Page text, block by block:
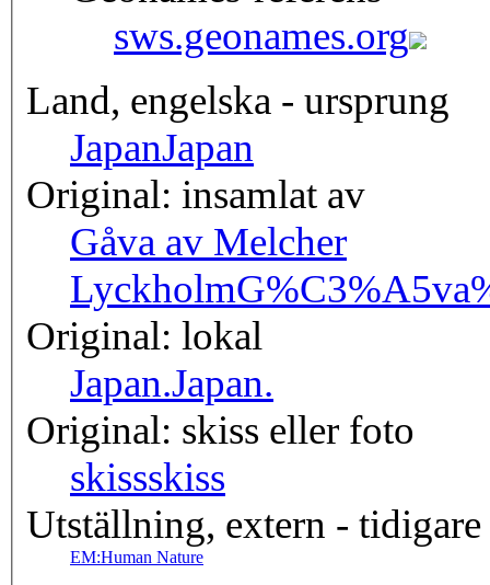
sws.geonames.org
Land, engelska - ursprung
JapanJapan
Original: insamlat av
Gåva av Melcher
Lyckholm
Original: lokal
Japan.Japan.
Original: skiss eller foto
skissskiss
Utställning, extern - tidigare
EM:Human Nature